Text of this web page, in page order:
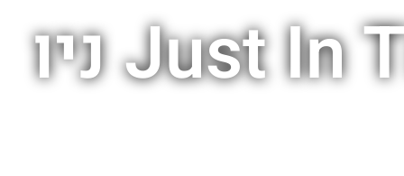
Just In Time Circle in the Square ניו